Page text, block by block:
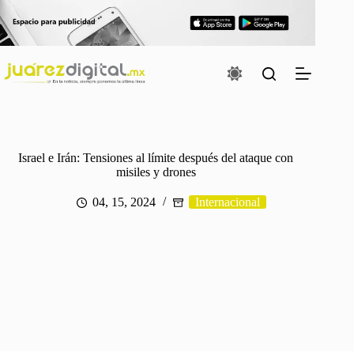
Saltar
al
contenido
Israel e Irán: Tensiones al límite después del ataque con
misiles y drones
04, 15, 2024 Internacional